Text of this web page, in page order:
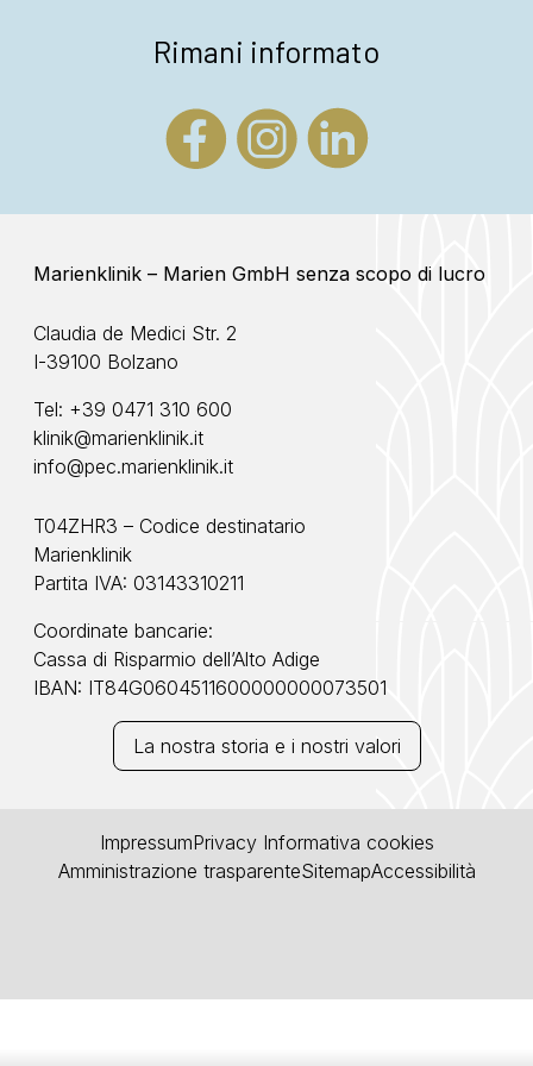
Rimani informato
Marienklinik – Marien GmbH senza scopo di lucro
Claudia de Medici Str. 2
I-39100 Bolzano
Tel: +39 0471 310 600
klinik@marienklinik.it
info@pec.marienklinik.it
T04ZHR3 – Codice destinatario
Marienklinik
Partita IVA: 03143310211
Coordinate bancarie:
Cassa di Risparmio dell’Alto Adige
IBAN: IT84G0604511600000000073501
La nostra storia e i nostri valori
ImpressumPrivacyInformativa cookies
Amministrazione trasparenteSitemapAccessibilità